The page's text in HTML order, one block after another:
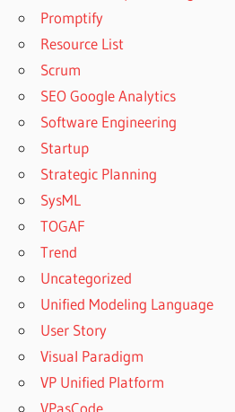
Promptify
Resource List
Scrum
SEO Google Analytics
Software Engineering
Startup
Strategic Planning
SysML
TOGAF
Trend
Uncategorized
Unified Modeling Language
User Story
Visual Paradigm
VP Unified Platform